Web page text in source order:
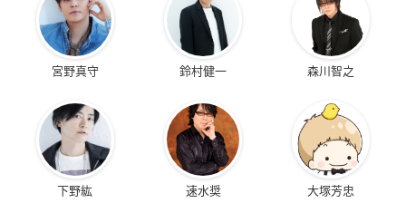
宮野真守 鈴村健一 森川智之
下野紘 速水奨 大塚芳忠